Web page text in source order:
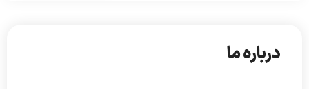
درباره ما